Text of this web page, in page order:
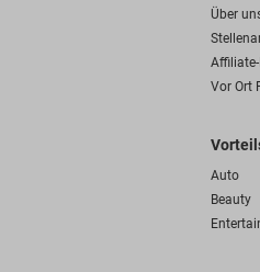
Über
Vor Ort
Auto
Beauty